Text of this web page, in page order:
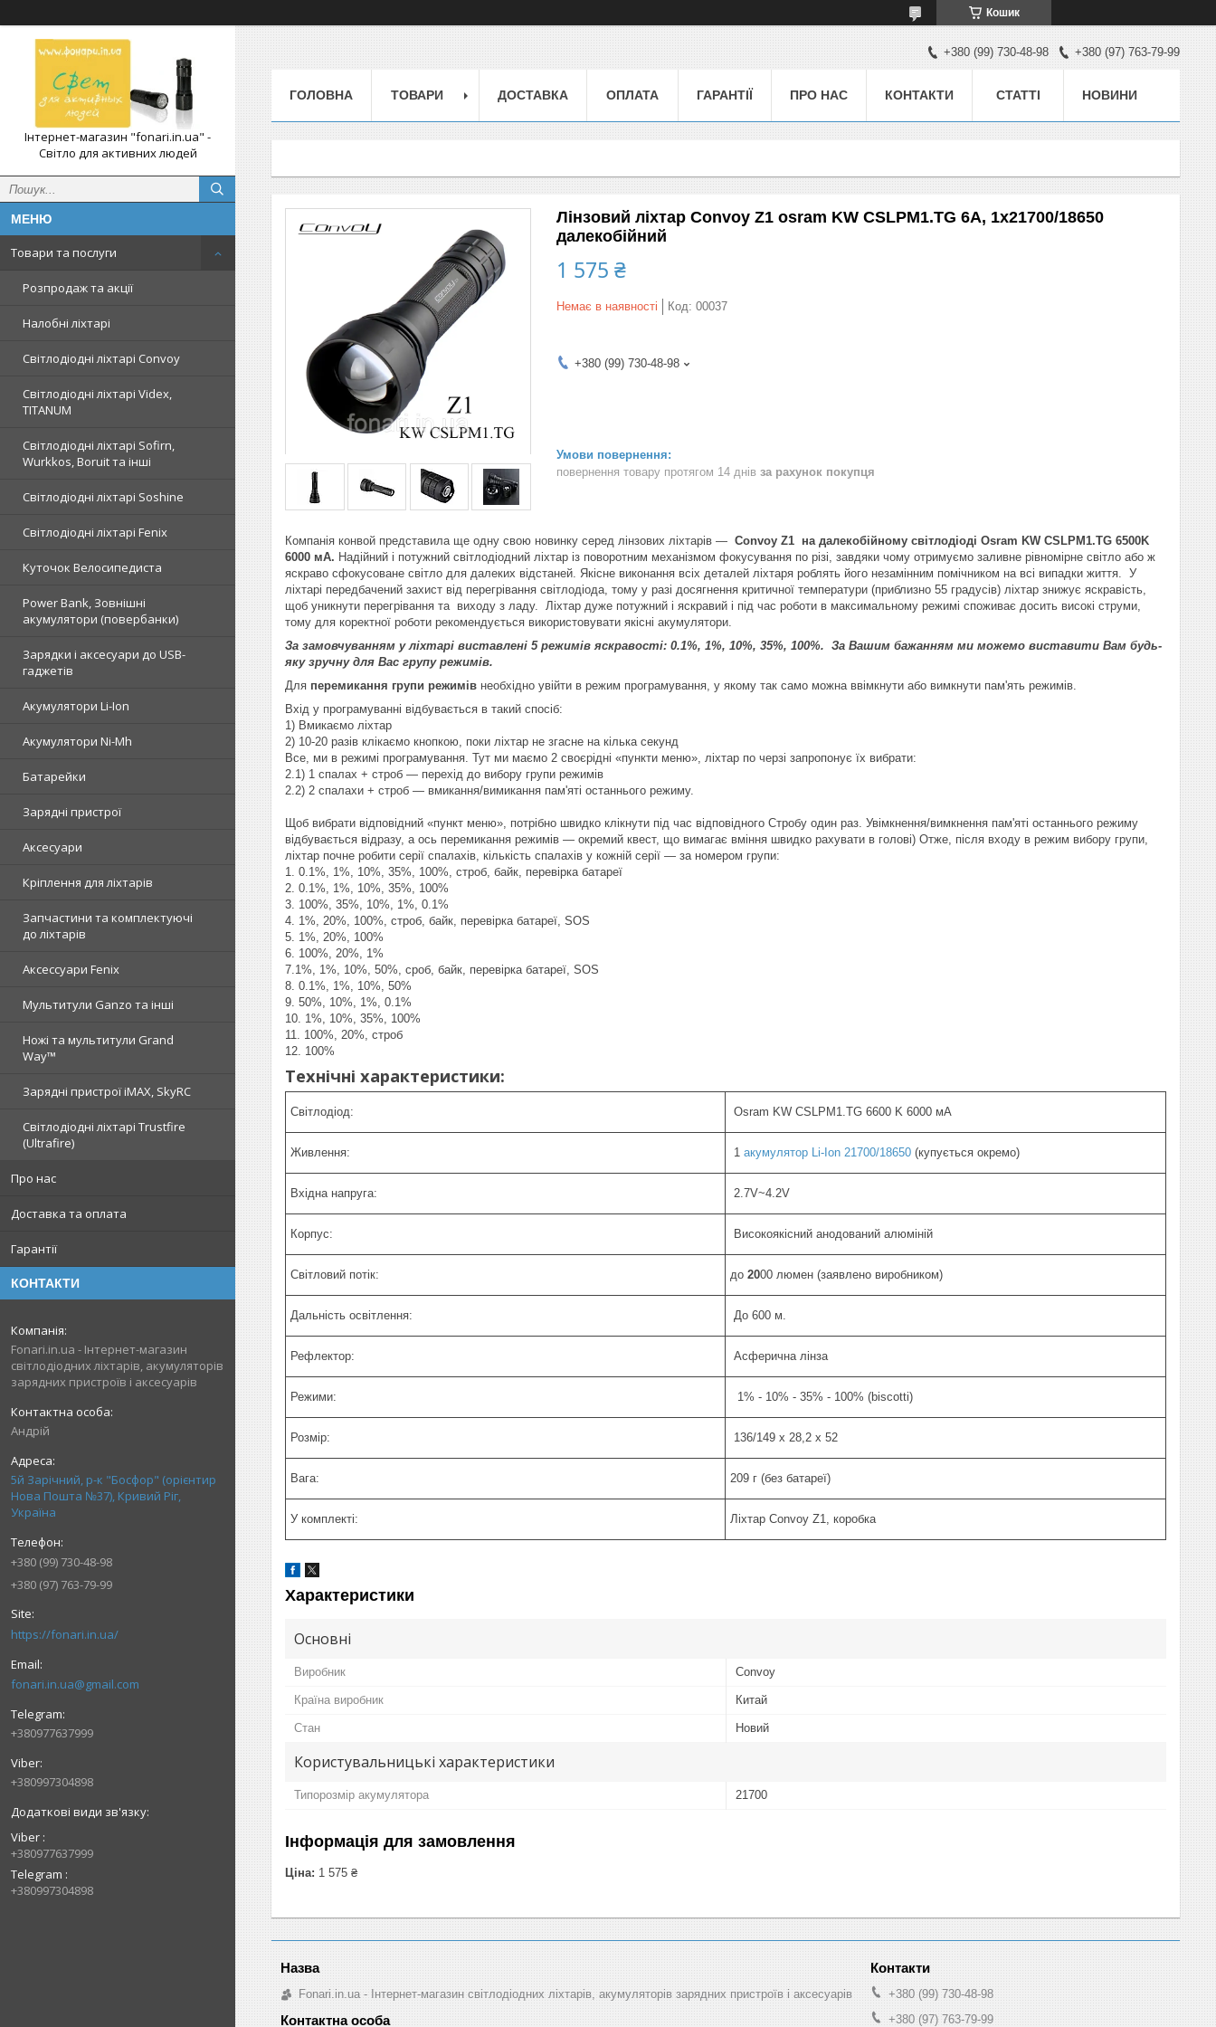
Кошик
Інтернет-магазин "fonari.in.ua" -
Світло для активних людей
Товари та послуги
Розпродаж та акції
Налобні ліхтарі
Світлодіодні ліхтарі Convoy
Світлодіодні ліхтарі Videx,
TITANUM
Світлодіодні ліхтарі Sofirn,
Wurkkos, Boruit та інші
Світлодіодні ліхтарі Soshine
Світлодіодні ліхтарі Fenix
Куточок Велосипедиста
Power Bank, Зовнішні
акумулятори (повербанки)
Зарядки і аксесуари до USB-
гаджетів
Акумулятори Li-Ion
Акумулятори Ni-Mh
Батарейки
Зарядні пристрої
Аксесуари
Кріплення для ліхтарів
Запчастини та комплектуючі
до ліхтарів
Аксессуари Fenix
Мультитули Ganzo та інші
Ножі та мультитули Grand
Way™
Зарядні пристрої iMAX, SkyRC
Світлодіодні ліхтарі Trustfire
(Ultrafire)
Про нас
Доставка та оплата
Гарантії
КОНТАКТИ
Fonari.in.ua - Інтернет-магазин
світлодіодних ліхтарів, акумуляторів
зарядних пристроїв і аксесуарів
Андрій
5й Зарічний, р-к "Босфор" (орієнтир
Нова Пошта №37), Кривий Ріг,
Україна
+380 (99) 730-48-98
+380 (97) 763-79-99
https://fonari.in.ua/
fonari.in.ua@gmail.com
+380977637999
+380997304898
Viber
+380977637999
Telegram
+380997304898
+380 (99) 730-48-98 +380 (97) 763-79-99
ГОЛОВНА ТОВАРИ ДОСТАВКА ОПЛАТА ГАРАНТІЇ ПРО НАС КОНТАКТИ СТАТТІ НОВИНИ
Лінзовий ліхтар Convoy Z1 osram KW CSLPM1.TG 6А, 1x21700/18650
далекобійний
1 575 ₴
Немає в наявності Код: 00037
+380 (99) 730-48-98
повернення товару протягом 14 днів за рахунок покупця
Компанія конвой представила ще одну свою новинку серед лінзових ліхтарів — Convoy Z1 на далекобійному світлодіоді Osram KW CSLPM1.TG 6500K
6000 мА. Надійний і потужний світлодіодний ліхтар із поворотним механізмом фокусування по різі, завдяки чому отримуємо заливне рівномірне світло або ж
яскраво сфокусоване світло для далеких відстаней. Якісне виконання всіх деталей ліхтаря роблять його незамінним помічником на всі випадки життя. У
ліхтарі передбачений захист від перегрівання світлодіода, тому у разі досягнення критичної температури (приблизно 55 градусів) ліхтар знижує яскравість,
щоб уникнути перегрівання та виходу з ладу. Ліхтар дуже потужний і яскравий і під час роботи в максимальному режимі споживає досить високі струми,
тому для коректної роботи рекомендується використовувати якісні акумулятори.
За замовчуванням у ліхтарі виставлені 5 режимів яскравості: 0.1%, 1%, 10%, 35%, 100%. За Вашим бажанням ми можемо виставити Вам будь-
яку зручну для Вас групу режимів.
Для перемикання групи режимів необхідно увійти в режим програмування, у якому так само можна ввімкнути або вимкнути пам'ять режимів.
Вхід у програмуванні відбувається в такий спосіб:
1) Вмикаємо ліхтар
2) 10-20 разів клікаємо кнопкою, поки ліхтар не згасне на кілька секунд
Все, ми в режимі програмування. Тут ми маємо 2 своєрідні «пункти меню», ліхтар по черзі запропонує їх вибрати:
2.1) 1 спалах + строб — перехід до вибору групи режимів
2.2) 2 спалахи + строб — вмикання/вимикання пам'яті останнього режиму.
Щоб вибрати відповідний «пункт меню», потрібно швидко клікнути під час відповідного Стробу один раз. Увімкнення/вимкнення пам'яті останнього режиму
відбувається відразу, а ось перемикання режимів — окремий квест, що вимагає вміння швидко рахувати в голові) Отже, після входу в режим вибору групи,
ліхтар почне робити серії спалахів, кількість спалахів у кожній серії — за номером групи:
1. 0.1%, 1%, 10%, 35%, 100%, строб, байк, перевірка батареї
2. 0.1%, 1%, 10%, 35%, 100%
3. 100%, 35%, 10%, 1%, 0.1%
4. 1%, 20%, 100%, строб, байк, перевірка батареї, SOS
5. 1%, 20%, 100%
6. 100%, 20%, 1%
7.1%, 1%, 10%, 50%, сроб, байк, перевірка батареї, SOS
8. 0.1%, 1%, 10%, 50%
9. 50%, 10%, 1%, 0.1%
10. 1%, 10%, 35%, 100%
11. 100%, 20%, строб
12. 100%
Технічні характеристики:
Світлодіод: Osram KW CSLPM1.TG 6600 K 6000 мА
Живлення: 1 акумулятор Li-Ion 21700/18650 (купується окремо)
Вхідна напруга: 2.7V~4.2V
Корпус: Високоякісний анодований алюміній
Світловий потік: до 2000 люмен (заявлено виробником)
Дальність освітлення: До 600 м.
Рефлектор: Асферична лінза
Режими: 1% - 10% - 35% - 100% (biscotti)
Розмір: 136/149 x 28,2 x 52
Вага: 209 г (без батареї)
У комплекті: Ліхтар Convoy Z1, коробка
Характеристики
Основні
Виробник Convoy
Країна виробник Китай
Стан Новий
Користувальницькі характеристики
Типорозмір акумулятора 21700
Інформація для замовлення
Ціна: 1 575 ₴
Fonari.in.ua - Інтернет-магазин світлодіодних ліхтарів, акумуляторів зарядних пристроїв і аксесуарів
+380 (99) 730-48-98
+380 (97) 763-79-99